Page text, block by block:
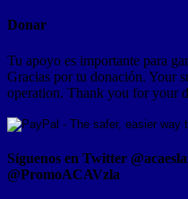
Donar
Tu apoyo es importante para
Gracias por tu donación. Your
operation. Thank you for your
Síguenos en Twitter
@PromoACAVzla